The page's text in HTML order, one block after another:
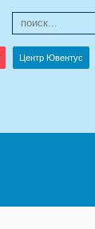
Центр Ювентус